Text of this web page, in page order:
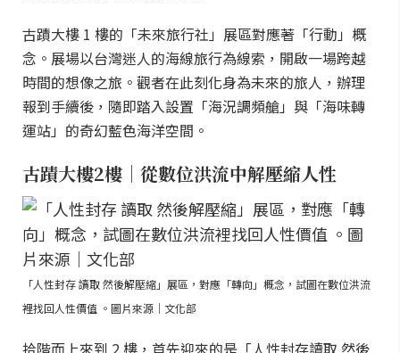
古蹟大樓 1 樓的「未來旅行社」展區對應著「行動」概
念。展場以台灣迷人的海線旅行為線索，開啟一場跨越
時間的想像之旅。觀者在此刻化身為未來的旅人，辦理
報到手續後，隨即踏入設置「海況調頻艙」與「海味轉
運站」的奇幻藍色海洋空間。
古蹟大樓2樓｜從數位洪流中解壓縮人性
「人性封存 讀取 然後解壓縮」展區，對應「轉向」概念，試圖在數位洪流
裡找回人性價值 。圖片來源｜文化部
拾階而上來到 2 樓，首先迎來的是「人性封存讀取 然後